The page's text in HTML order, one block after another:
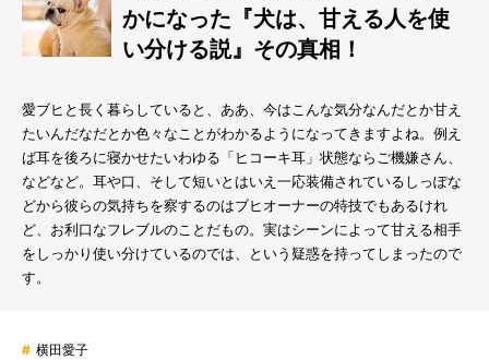
かになった『犬は、甘える人を使
い分ける説』その真相！
愛ブヒと長く暮らしていると、ああ、今はこんな気分なんだとか甘え
たいんだなだとか色々なことがわかるようになってきますよね。例え
ば耳を後ろに寝かせたいわゆる「ヒコーキ耳」状態ならご機嫌さん、
などなど。耳や口、そして短いとはいえ一応装備されているしっぽな
どから彼らの気持ちを察するのはブヒオーナーの特技でもあるけれ
ど、お利口なフレブルのことだもの。実はシーンによって甘える相手
をしっかり使い分けているのでは、という疑惑を持ってしまったので
す。
# 横田愛子